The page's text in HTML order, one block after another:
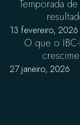
Temporada
13 fevereiro, 2026
O que o
27 janeiro, 2026